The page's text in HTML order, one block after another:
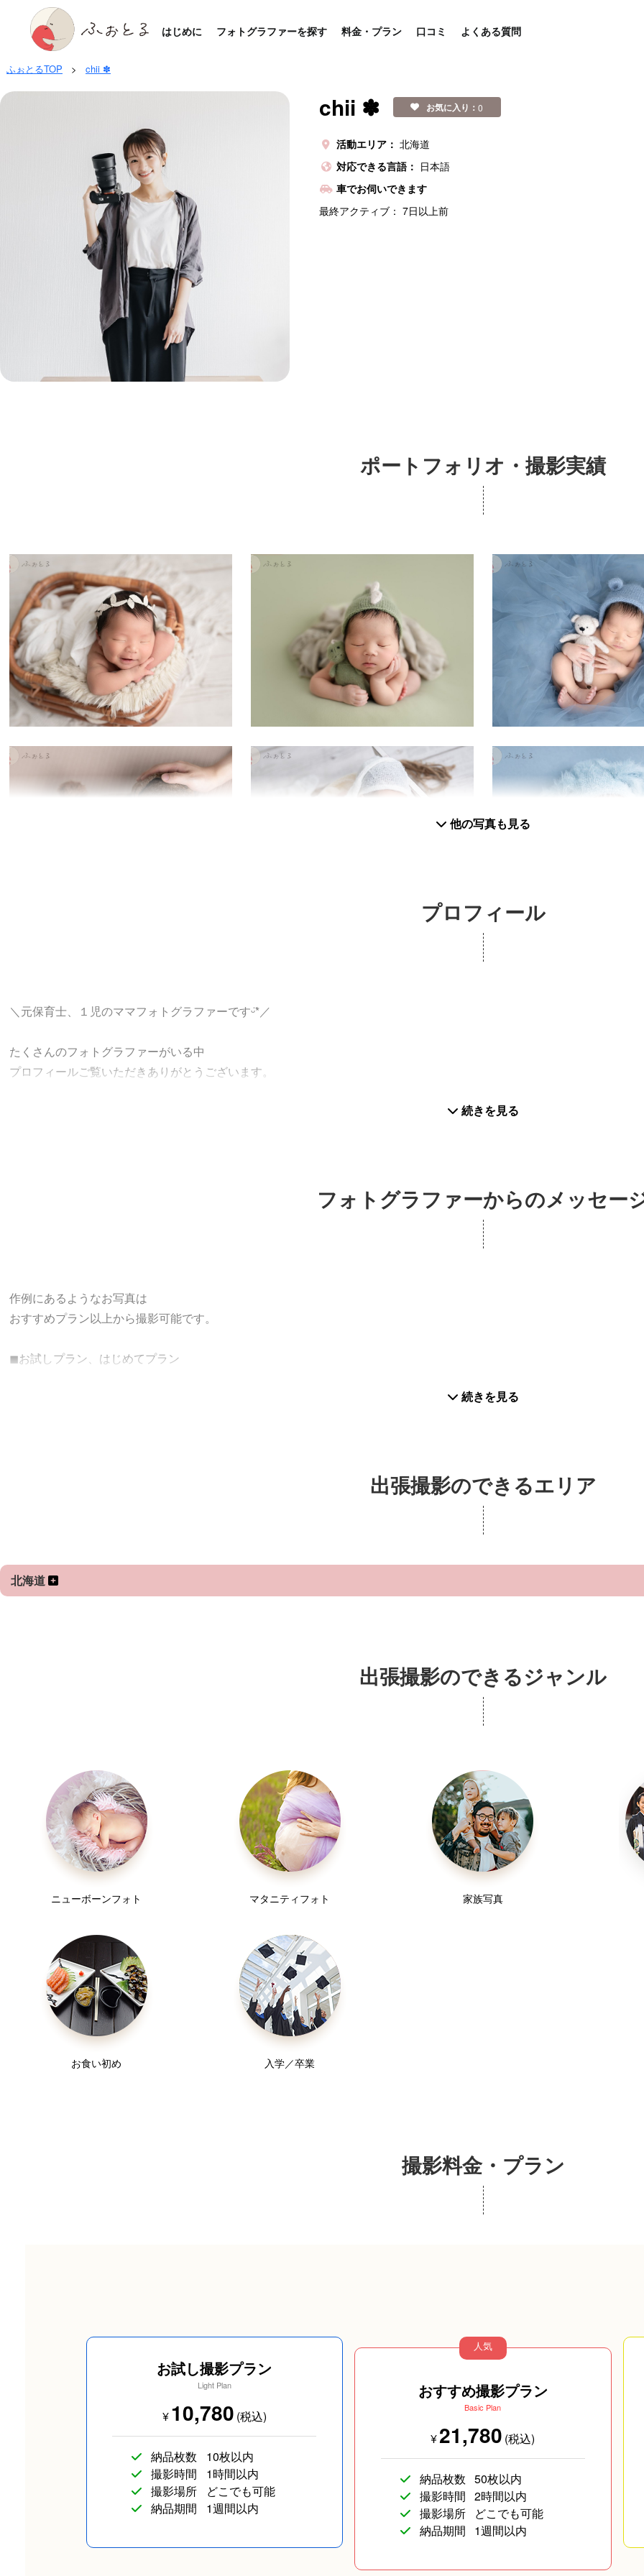
はじめに フォトグラファーを探す 料金・プラン 口コミ よくある質問
ふぉとるTOP > chii ✽
chii ✽ お気に入り：0
活動エリア： 北海道
対応できる言語： 日本語
車でお伺いできます
最終アクティブ： 7日以上前
ポートフォリオ・撮影実績
他の写真も見る
プロフィール
＼元保育士、１児のママフォトグラファーですᵕ̈*／
たくさんのフォトグラファーがいる中
プロフィールご覧いただきありがとうございます。
一瞬で過ぎ去ってしまう新生児期
生まれて初めての記念撮影にいかがでしょうか？
今しかない瞬間を宝物に...♡
続きを見る
フォトグラファーからのメッセー
作例にあるようなお写真は
おすすめプラン以上から撮影可能です。
◼︎お試しプラン、はじめてプラン
アートレタッチ（赤ちゃんソロショット）5枚、他20枚前後
続きを見る
出張撮影のできるエリア
北海道
出張撮影のできるジャンル
ニューボーンフォト マタニティフォト 家族写真
お食い初め 入学／卒業
撮影料金・プラン
お試し撮影プラン
Light Plan
¥10,780 (税込)
納品枚数
10枚以内
撮影時間
1時間以内
撮影場所
どこでも可能
納品期間
1週間以内
人気
おすすめ撮影プラン
Basic Plan
¥21,780 (税込)
納品枚数 50枚以内
撮影時間 2時間以内
撮影場所
どこでも可能
納品期間
1週間以内